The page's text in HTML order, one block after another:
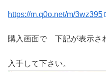
https://m.q0o.net/m/3wz395
購入画面で 下記が表示さ
入手して下さい。